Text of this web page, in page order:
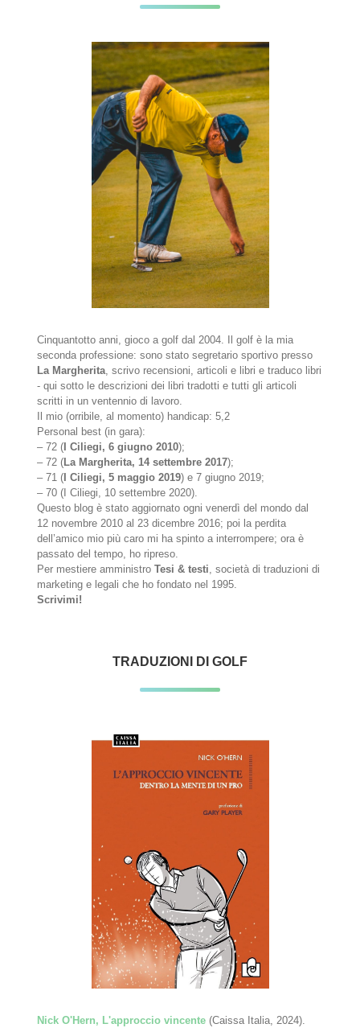
Cinquantotto anni, gioco a golf dal 2004. Il golf è la mia
seconda professione: sono stato segretario sportivo presso
La Margherita, scrivo recensioni, articoli e libri e traduco libri
- qui sotto le descrizioni dei libri tradotti e tutti gli articoli
scritti in un ventennio di lavoro.
Il mio (orribile, al momento) handicap: 5,2
Personal best (in gara):
– 72 ( I Ciliegi, 6 giugno 2010);
– 72 (La Margherita, 14 settembre 2017);
– 71 ( I Ciliegi, 5 maggio 2019) e 7 giugno 2019;
– 70 (I Ciliegi, 10 settembre 2020).
Questo blog è stato aggiornato ogni venerdì del mondo dal
12 novembre 2010 al 23 dicembre 2016; poi la perdita
dell’amico mio più caro mi ha spinto a interrompere; ora è
passato del tempo, ho ripreso.
Per mestiere amministroTesi & testi, società di traduzioni di
marketing e legali che ho fondato nel 1995.
Scrivimi!
TRADUZIONI DI GOLF
Nick O'Hern, L'approccio vincente(Caissa Italia, 2024).